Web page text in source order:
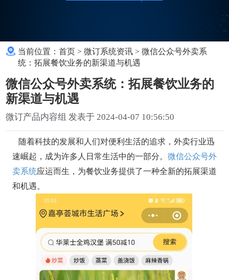
当前位置：首页 >微订系统资讯 >微信公众号外卖系
统：拓展餐饮业务的新渠道与机遇
微信公众号外卖系统：拓展餐饮业务的
新渠道与机遇
微订产品内容组 发表于 2024-04-07 10:56:50
随着科技的发展和人们对便利生活的追求，外卖行业迅
速崛起，成为许多人日常生活中的一部分。 微信公众号外
卖系统应运而生，为餐饮业务提供了一种全新的拓展渠道
和机遇。